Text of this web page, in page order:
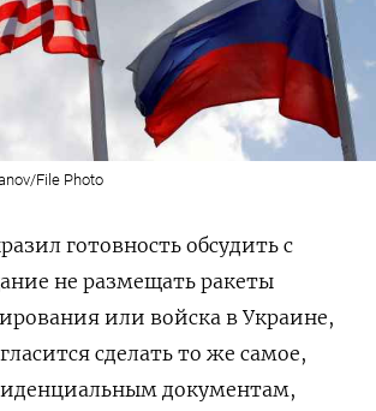
File Photo
готовность обсудить с
не размещать ракеты
или войска в Украине,
сделать то же самое,
документам,